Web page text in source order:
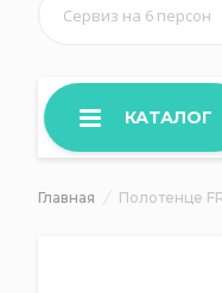
Сервиз на 6 персон
КАТАЛОГ
Главная Полотенце